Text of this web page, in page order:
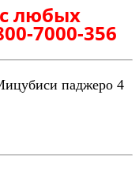
любых
7000-356
паджеро 4